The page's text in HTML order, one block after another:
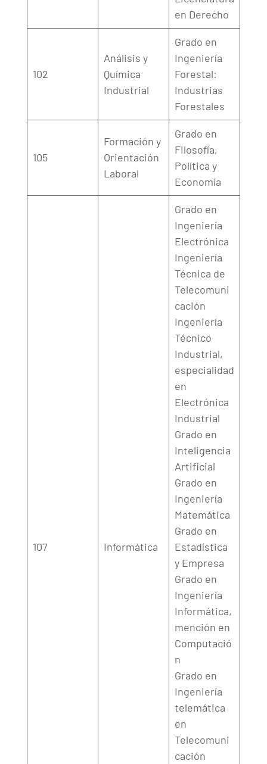
en Derecho
102
Análisis y
Química
Industrial
Grado en
Ingeniería
Forestal:
Industrias
Forestales
105
Formación y
Orientación
Laboral
Grado en
Filosofía,
Política y
Economía
107 Informática
Grado en
Ingeniería
Electrónica
Ingeniería
Técnica de
Telecomuni
cación
Ingeniería
Técnico
Industrial,
especialidad
en
Electrónica
Industrial
Grado en
Inteligencia
Artificial
Grado en
Ingeniería
Matemática
Grado en
Estadística
y Empresa
Grado en
Ingeniería
Informática,
mención en
Computació
n
Grado en
Ingeniería
telemática
en
Telecomuni
cación